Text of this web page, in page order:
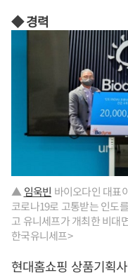
◆ 경력
▲ 임욱빈 바이오다인 대표
코로나19로 고통받는 인도
고 유니세프가 개최한 비대
한국유니세프>
현대홈쇼핑 상품기획